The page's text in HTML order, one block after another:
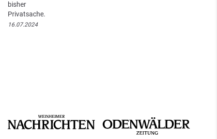
bisher
Privatsache.
16.07.2024